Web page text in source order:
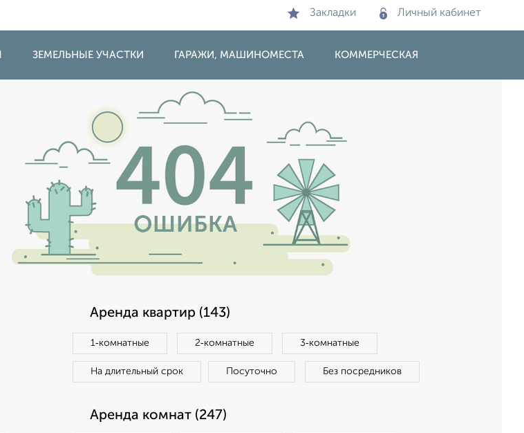
Закладки Личный кабинет
ЗЕМЕЛЬНЫЕ УЧАСТКИ ГАРАЖИ, МАШИНОМЕСТА КОММЕРЧЕСКАЯ
Аренда квартир (143)
1‑комнатные 2‑комнатные 3‑комнатные
На длительный срок Посуточно Без посредников
Аренда комнат (247)